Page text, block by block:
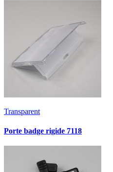
Transparent
Porte badge rigide 7118